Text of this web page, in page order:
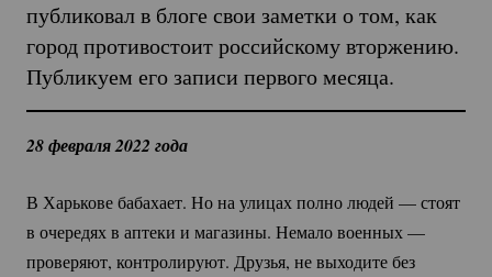
публиковал в блоге свои заметки о том, как
город противостоит российскому вторжению.
Публикуем его записи первого месяца.
28 февраля 2022 года
В Харькове бабахает. Но на улицах полно людей — стоят
в очередях в аптеки и магазины. Немало военных —
проверяют, контролируют. Друзья, не выходите без